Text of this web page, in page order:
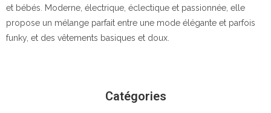
et bébés. Moderne, électrique, éclectique et passionnée, elle
propose un mélange parfait entre une mode élégante et parfois
funky, et des vêtements basiques et doux.
Catégories